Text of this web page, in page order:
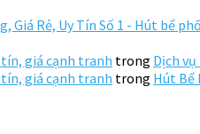
Giá Rẻ, Uy Tín Số 1 - Hút bể
tín, giá cạnh tranh trong Dịch
tín, giá cạnh tranh trong Hút Bể